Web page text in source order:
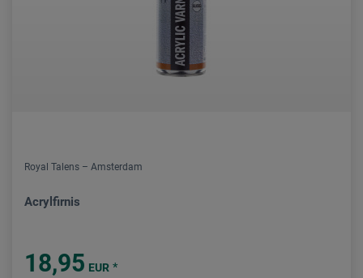
Royal Talens – Amsterdam
Acrylfirnis
18,95 EUR *